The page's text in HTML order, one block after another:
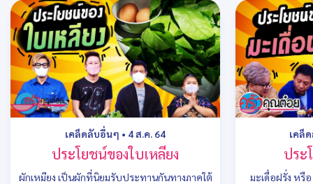
เคล็ดลับอื่นๆ • 4 ส.ค. 64
ประโยชน์ของใบเหลียง
ผักเหมียง เป็นผักที่นิยมรับประทานกันทางภาคใต้
เคล็
ประ
มะเดื่อฝรั่ง หรื